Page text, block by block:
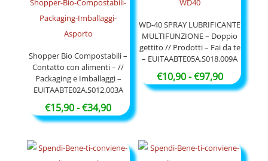
Shopper Bio Compostabili –
Contatto con alimenti – //
Packaging e Imballaggi –
EUITAABTE02A.S012.003A
€15,90-€34,90Fascia
di
prezzo:
da
WD-40 SPRAY LUBRIFICANTE
MULTIFUNZIONE – Doppio
gettito // Prodotti – Fai da te
– EUITAABTE05A.S018.009A
€10,90-€97,90Fascia
di
a